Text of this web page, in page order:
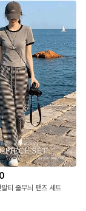
겨울
루즈핏
좋음
두꺼움
전체안감
티 줄무늬 팬츠 세트